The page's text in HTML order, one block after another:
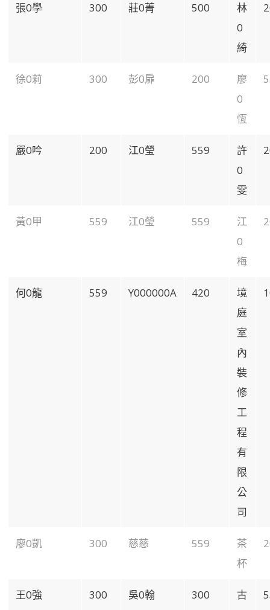
張0學 300 莊0菁 500
林
0
綺
徐0莉 300 彭0扉 200
廖
0
恆
嚴0吟 200 江0瑩 559
許
0
雯
黃0甲 559 江0瑩 559
江
0
梅
何0龍 559 Y000000A 420
境
庭
室
內
裝
修
工
程
有
限
公
司
廖0凱 300 慈慈 559
茶
杯
王0強 300 吳0翰 300
古